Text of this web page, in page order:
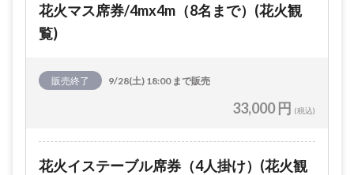
花火マス席券/4mx4m（8名まで）(花火観
覧)
販売終了 9/28(土) 18:00 まで販売
33,000 円 (税込)
花火イステーブル席券（4人掛け）(花火観